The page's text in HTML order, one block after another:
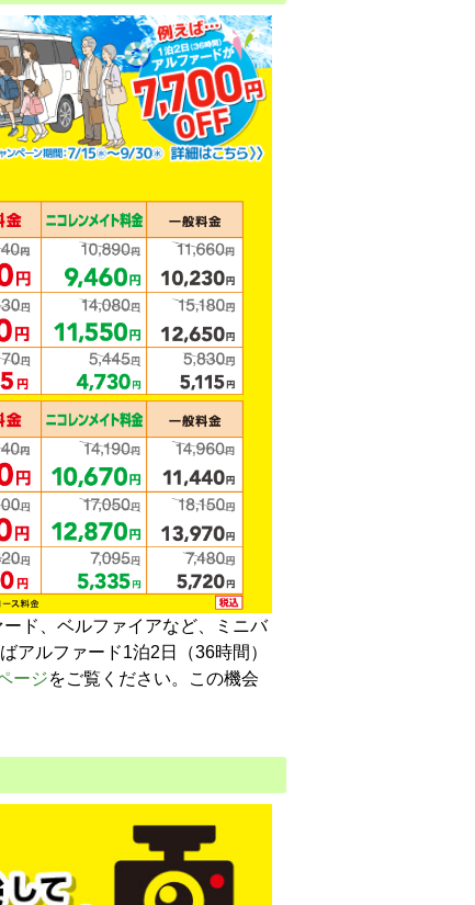
ド、ベルファイアなど、ミニバ
アルファード1泊2日（36時間）
ージをご覧ください。この機会